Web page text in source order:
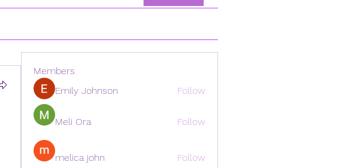
Members
Emily Johnson
Follow
Meli Ora Follow
melica john Follow